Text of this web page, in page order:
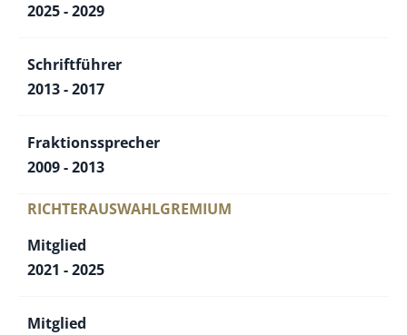
2025 - 2029
Schriftführer
2013 - 2017
Fraktionssprecher
2009 - 2013
RICHTERAUSWAHLGREMIUM
Mitglied
2021 - 2025
Mitglied